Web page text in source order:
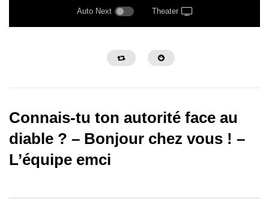
Auto Next Theater
32:29
Connais-tu ton autorité face au
diable ? – Bonjour chez vous ! –
L’équipe emci